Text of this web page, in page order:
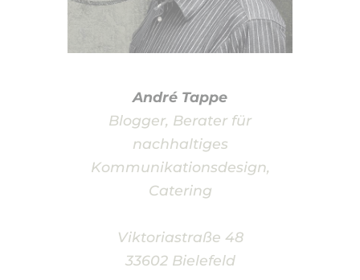
André Tappe
Blogger, Berater für
nachhaltiges
Kommunikationsdesign,
Catering
Viktoriastraße 48
33602 Bielefeld